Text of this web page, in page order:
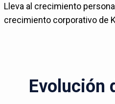
Lleva al crecimiento
crecimiento corporativo de
Evolución